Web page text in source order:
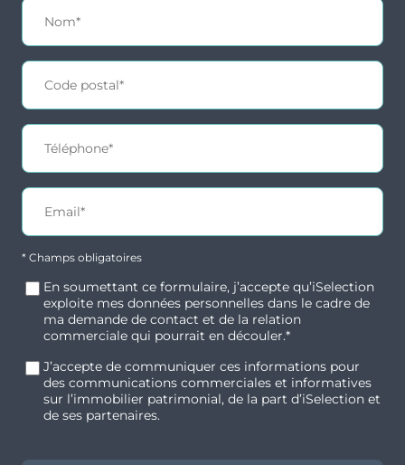
Montaigne, l’École de Management Kedge et
de nombreuses écoles d’ingénieurs et de
commerce.
Commodités et transports
Commerces, restaurants et services de
proximité, créant un environnement de vie
agréable.
Nombreux établissements scolaires et
universitaires à proximité.
À seulement 500 mètres de la gare Bordeaux
Saint-Jean, connectée par la LGV en 2h05 avec
Paris.
Proximité immédiate des lignes de tramway C
et D, et de nombreux bus.
29
Typologie
19.04 m²
Prix
122 062 €
Orientation
Sud-Ouest
* Champs obligatoires
En soumettant ce formulaire, j’accepte qu’iSelection
exploite mes données personnelles dans le cadre de
ma demande de contact et de la relation
commerciale qui pourrait en découler.*
J’accepte de communiquer ces informations pour
des communications commerciales et informatives
sur l’immobilier patrimonial, de la part d’iSelection et
de ses partenaires.